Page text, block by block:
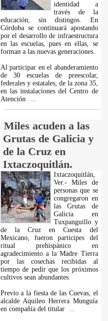
identidad a
través de la
educación, sin distingos. En
Córdoba se continuará apostando
por el desarrollo de infraestructura
en las escuelas, pues en ellas, se
forman a las nuevas generaciones.
Al participar en el abanderamiento
de 30 escuelas de preescolar,
federales y estatales, de la zona 35,
en las instalaciones del Centro de
Atención
Miles acuden a las
Grutas de Galicia y
de la Cruz en
Ixtaczoquitlán.
Ixtaczoquitlán,
Ver.- Miles de
personas que se
congregaron en
las Grutas de
Galicia en
Tuxpanguillo y
de la Cruz en Cuesta del
Mexicano, fueron participes del
ritual prehispánico en
agradecimiento a la Madre Tierra
por las cosechas recibidas al
tiempo de pedir que los próximos
cultivos sean abundantes.
Previo a la fiesta de las Cuevas, el
alcalde Aquileo Herrera Munguía
en compañía del titular